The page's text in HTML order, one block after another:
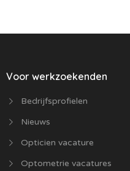
Voor werkzoekenden
Bedrijfsprofielen
Nieuws
Opticien vacature
Optometrie vacatures